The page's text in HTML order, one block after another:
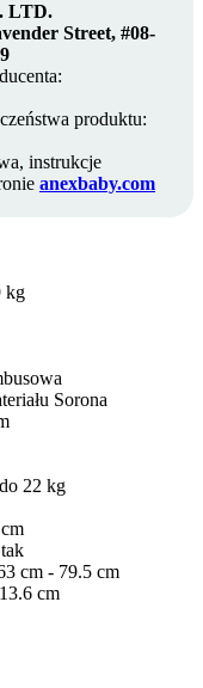
LTD.
Street, #08-
produktu:
instrukcje
anexbaby.com
kg
Sorona
do 22 kg
tak
cm - 79.5 cm
cm